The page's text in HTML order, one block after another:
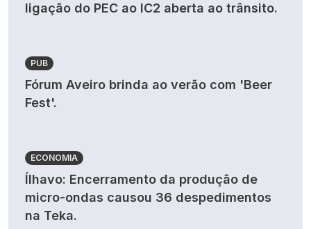
ligação do PEC ao IC2 aberta ao trânsito.
PUB
Fórum Aveiro brinda ao verão com 'Beer
Fest'.
ECONOMIA
Ílhavo: Encerramento da produção de
micro-ondas causou 36 despedimentos
na Teka.